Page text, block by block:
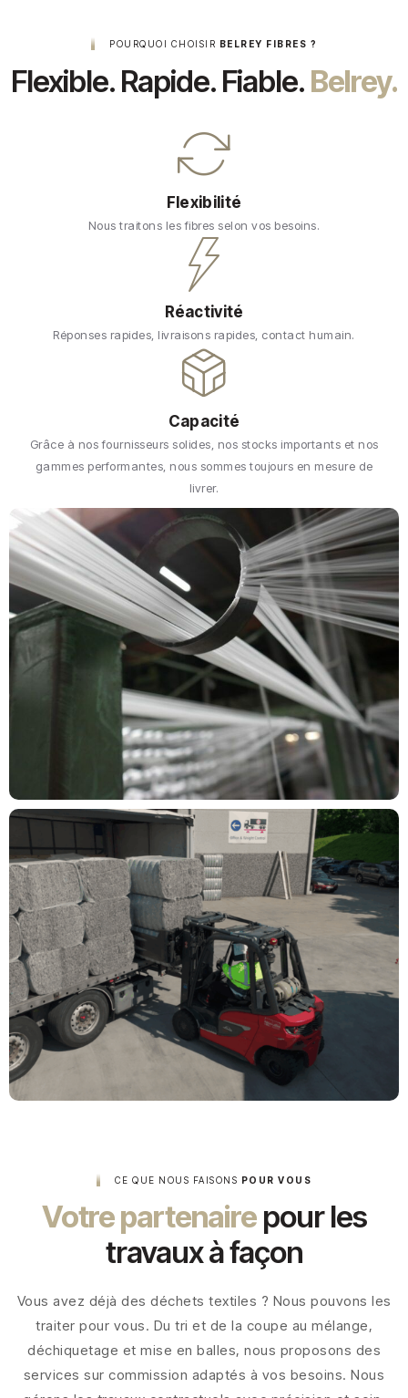
POURQUOI CHOISIR BELREY FIBRES ?
Flexible. Rapide. Fiable. Belrey.
Flexibilité
Nous traitons les fibres selon vos besoins.
Réactivité
Réponses rapides, livraisons rapides, contact humain.
Capacité
Grâce à nos fournisseurs solides, nos stocks importants et nos
gammes performantes, nous sommes toujours en mesure de
livrer.
CE QUE NOUS FAISONS POUR VOUS
Votre partenairepour les
travaux à façon
Vous avez déjà des déchets textiles ? Nous pouvons les
traiter pour vous. Du tri et de la coupe au mélange,
déchiquetage et mise en balles, nous proposons des
services sur commission adaptés à vos besoins. Nous